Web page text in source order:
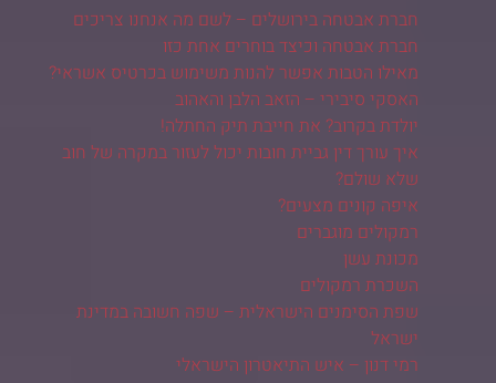
חברת אבטחה בירושלים – לשם מה אנחנו צריכים
חברת אבטחה וכיצד בוחרים אחת כזו
מאילו הטבות אפשר להנות משימוש בכרטיס אשראי?
האסקי סיבירי – הזאב הלבן והאהוב
יולדת בקרוב? את חייבת תיק החתלה!
איך עורך דין גביית חובות יכול לעזור במקרה של חוב
שלא שולם?
איפה קונים מצעים?
רמקולים מוגברים
מכונת עשן
השכרת רמקולים
שפת הסימנים הישראלית – שפה חשובה במדינת
ישראל
רמי דנון – איש התיאטרון הישראלי